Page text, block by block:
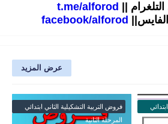
||
t.me/alforod
facebook/alforod
عرض المزيد
فروض التربية التشكيلية الثاني ابتدائي
المرحلة الثانية